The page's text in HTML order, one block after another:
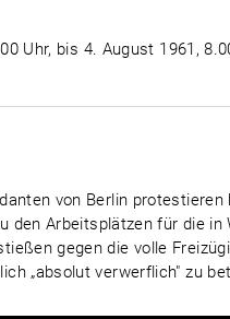
Uhr, bis 4. August 1961,
von Berlin
den Arbeitsplätzen für die
gegen die volle
„absolut verwerflich" zu